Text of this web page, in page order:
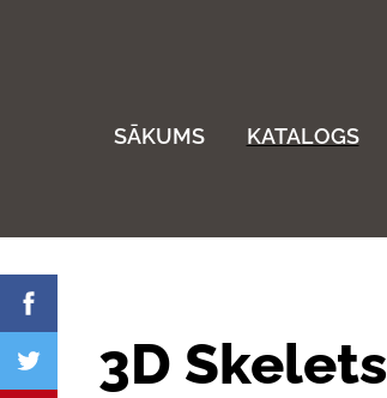
SĀKUMS KATALOGS
3D Skelets